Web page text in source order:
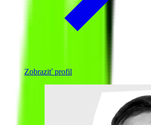
Zobraziť profil